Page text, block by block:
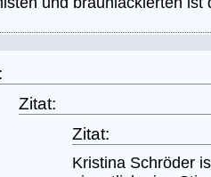
Zitat:
Zitat:
Kristina Schröder